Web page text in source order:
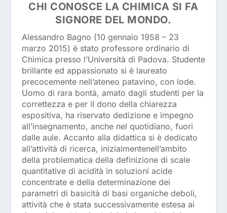
CHI CONOSCE LA CHIMICA SI FA
SIGNORE DEL MONDO.
Alessandro Bagno (10 gennaio 1958 – 23
marzo 2015) è stato professore ordinario di
Chimica presso l’Università di Padova. Studente
brillante ed appassionato si è laureato
precocemente nell’ateneo patavino, con lode.
Uomo di rara bontà, amato dagli studenti per la
correttezza e per il dono della chiarezza
espositiva, ha riservato dedizione e impegno
all’insegnamento, anche nel quotidiano, fuori
dalle aule. Accanto alla didattica si è dedicato
all’attività di ricerca, inizialmentenell’ambito
della problematica della definizione di scale
quantitative di acidità in soluzioni acide
concentrate e della determinazione dei
parametri di basicità di basi organiche deboli,
attività che è stata successivamente estesa ai